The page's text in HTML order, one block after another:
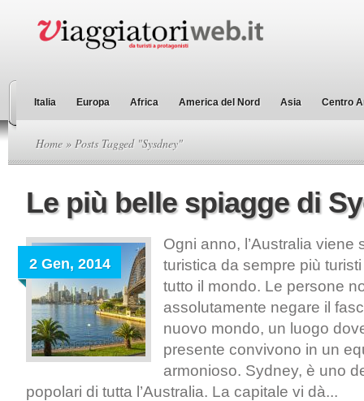
Italia Europa Africa America del Nord Asia Centro
Home » Posts Tagged "Sysdney"
Le più belle spiagge di
2 Gen, 2014
Ogni anno, l’Australia viene
turistica da sempre più
tutto il mondo. Le persone
assolutamente negare il
nuovo mondo, un luogo
presente convivono in un
armonioso. Sydney, è uno
popolari di tutta l’Australia. La capitale vi dà...